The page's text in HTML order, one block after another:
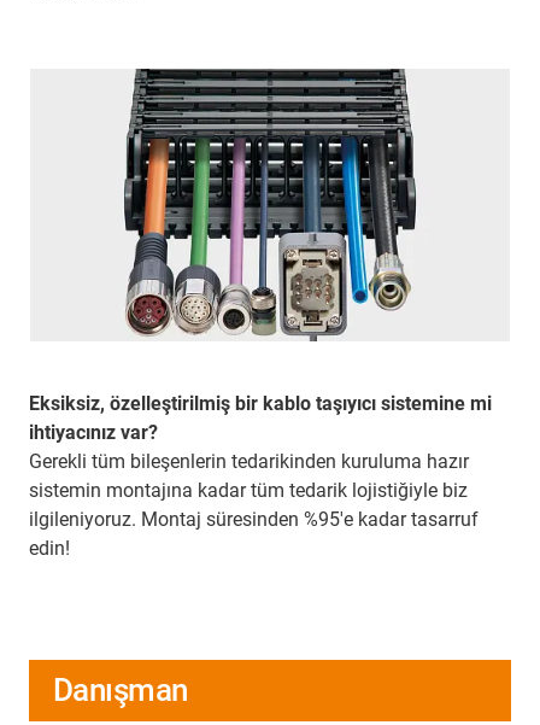
Eksiksiz, özelleştirilmiş bir kablo taşıyıcı sistemine mi
ihtiyacınız var?
Gerekli tüm bileşenlerin tedarikinden kuruluma hazır
sistemin montajına kadar tüm tedarik lojistiğiyle biz
ilgileniyoruz. Montaj süresinden %95'e kadar tasarruf
edin!
Danışman